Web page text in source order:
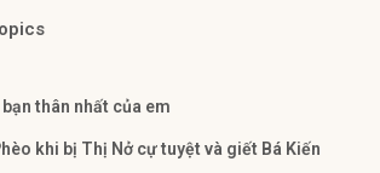
thân nhất của em
khi bị Thị Nở cự tuyệt và giết Bá Kiến